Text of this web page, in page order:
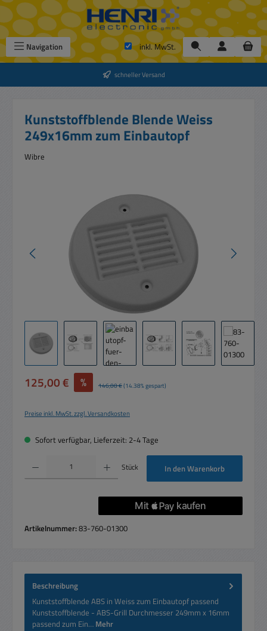
Zum Hauptinhalt springen
Navigation inkl. MwSt.
schneller Versand
Kunststoffblende Blende Weiss
249x16mm zum Einbautopf
Wibre
Verkaufspreis:
125,00 € % Regulärer Preis:
146,00 €(14.38% gespart)
Preise inkl. MwSt. zzgl. Versandkosten
Sofort verfügbar, Lieferzeit: 2-4 Tage
Produkt Anzahl: Gib den gewünschten Wert ein oder benutze die Schaltflächen um
Stück In den Warenkorb
Artikelnummer:83-760-01300
Beschreibung
Kunststoffblende ABS in Weiss zum Einbautopf passend
Kunststoffblende - ABS-Grill Durchmesser 249mm x 16mm
passend zum Ein… Mehr